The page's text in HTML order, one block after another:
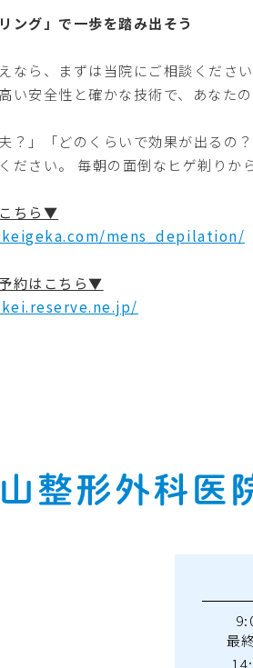
ング」で一歩を踏み出そう
なら、まずは当院にご相談ください
い安全性と確かな技術で、あなた
？」「どのくらいで効果が出る
ださい。 毎朝の面倒なヒゲ剃りか
ちら▼
mens_depilation/
約はこちら▼
最